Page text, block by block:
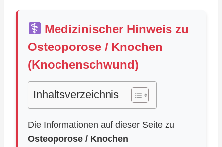
Medizinischer Hinweis zu
Osteoporose / Knochen
(Knochenschwund)
Inhaltsverzeichnis
Die Informationen auf dieser Seite zu
Osteoporose / Knochen